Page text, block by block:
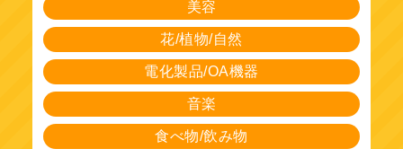
美容
花/植物/自然
電化製品/OA機器
音楽
食べ物/飲み物